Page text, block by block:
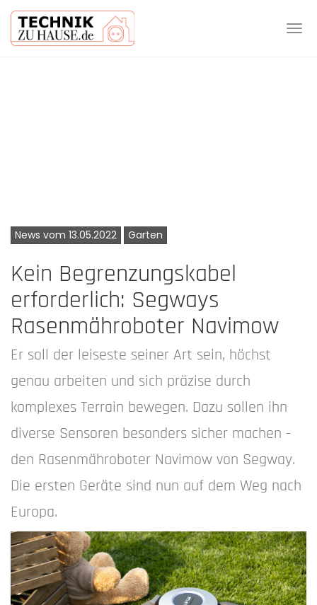
News vom 13.05.2022 Garten
Kein Begrenzungskabel
erforderlich: Segways
Rasenmähroboter Navimow
Er soll der leiseste seiner Art sein, höchst
genau arbeiten und sich präzise durch
komplexes Terrain bewegen. Dazu sollen ihn
diverse Sensoren besonders sicher machen -
den Rasenmähroboter Navimow von Segway.
Die ersten Geräte sind nun auf dem Weg nach
Europa.